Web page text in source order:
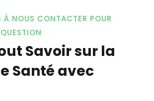
À NOUS CONTACTER POUR
Savoir sur la
Santé avec